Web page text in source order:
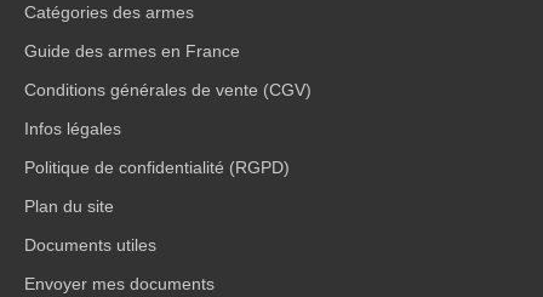
Catégories des armes
Guide des armes en France
Conditions générales de vente (CGV)
Infos légales
Politique de confidentialité (RGPD)
Plan du site
Documents utiles
Envoyer mes documents